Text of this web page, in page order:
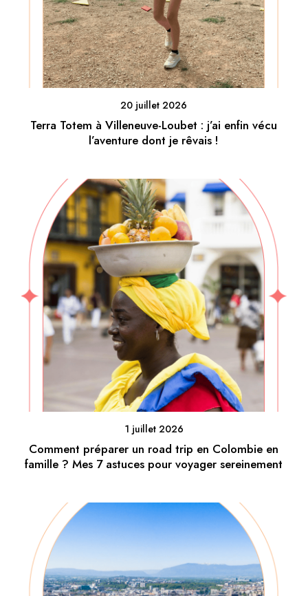
20 juillet 2026
Terra Totem à Villeneuve-Loubet : j’ai enfin vécu
l’aventure dont je rêvais !
1 juillet 2026
Comment préparer un road trip en Colombie en
famille ? Mes 7 astuces pour voyager sereinement